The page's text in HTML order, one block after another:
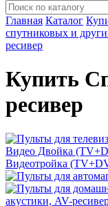
Главная Каталог
спутниковых и
ресивер
Купить
ресивер
Видео Двойка
Видеотройка